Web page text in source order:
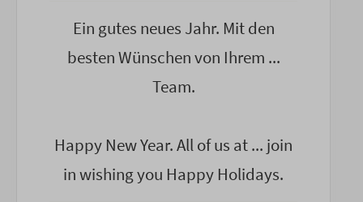
Ein gutes neues Jahr. Mit den
besten Wünschen von Ihrem ...
Team.
Happy New Year. All of us at ... join
in wishing you Happy Holidays.